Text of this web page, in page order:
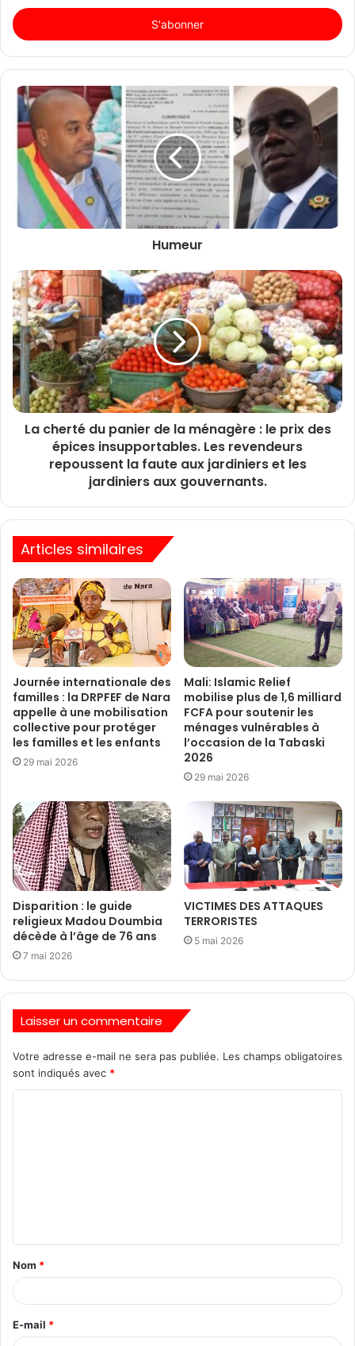
adresse
Email
Humeur
La cherté du panier de la ménagère : le prix des
épices insupportables. Les revendeurs
repoussent la faute aux jardiniers et les
jardiniers aux gouvernants.
Articles similaires
Journée internationale des
familles : la DRPFEF de Nara
appelle à une mobilisation
collective pour protéger
les familles et les enfants
29 mai 2026
Mali: Islamic Relief
mobilise plus de 1,6 milliard
FCFA pour soutenir les
ménages vulnérables à
l’occasion de la Tabaski
2026
29 mai 2026
Disparition : le guide
religieux Madou Doumbia
décède à l’âge de 76 ans
7 mai 2026
VICTIMES DES ATTAQUES
TERRORISTES
5 mai 2026
Laisser un commentaire
Votre adresse e-mail ne sera pas publiée. Les champs obligatoires
sont indiqués avec *
Nom *
E-mail *